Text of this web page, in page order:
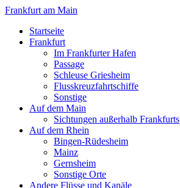
Frankfurt am Main
Startseite
Frankfurt
Im Frankfurter Hafen
Passage
Schleuse Griesheim
Flusskreuzfahrtschiffe
Sonstige
Auf dem Main
Sichtungen außerhalb Frankfurts
Auf dem Rhein
Bingen-Rüdesheim
Mainz
Gernsheim
Sonstige Orte
Andere Flüsse und Kanäle